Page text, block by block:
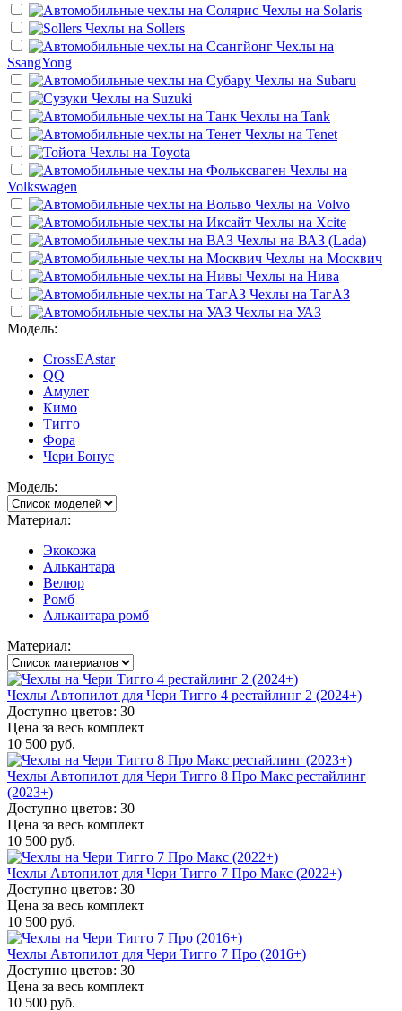
Чехлы на Solaris
Чехлы на Sollers
Чехлы на
SsangYong
Чехлы на Subaru
Чехлы на Suzuki
Чехлы на Tank
Чехлы на Tenet
Чехлы на Toyota
Чехлы на
Volkswagen
Чехлы на Volvo
Чехлы на Xcite
Чехлы на ВАЗ (Lada)
Чехлы на Москвич
Чехлы на Нива
Чехлы на ТагАЗ
Чехлы на УАЗ
Модель:
CrossEAstar
QQ
Амулет
Кимо
Тигго
Фора
Чери Бонус
Модель:
Материал:
Экокожа
Алькантара
Велюр
Ромб
Алькантара ромб
Материал:
Чехлы Автопилот для Чери Тигго 4 рестайлинг 2 (2024+)
Доступно цветов: 30
Цена за весь комплект
10 500 руб.
Чехлы Автопилот для Чери Тигго 8 Про Макс рестайлинг
(2023+)
Доступно цветов: 30
Цена за весь комплект
10 500 руб.
Чехлы Автопилот для Чери Тигго 7 Про Макс (2022+)
Доступно цветов: 30
Цена за весь комплект
10 500 руб.
Чехлы Автопилот для Чери Тигго 7 Про (2016+)
Доступно цветов: 30
Цена за весь комплект
10 500 руб.